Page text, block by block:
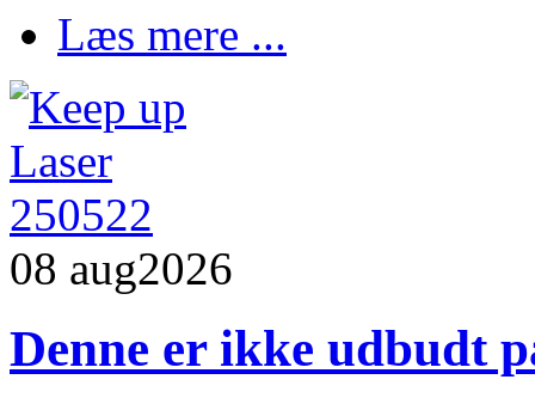
Læs mere ...
08 aug2026
Denne er ikke udbudt